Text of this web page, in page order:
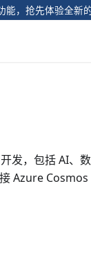
能，抢先体验全新
，包括 AI、数
Azure